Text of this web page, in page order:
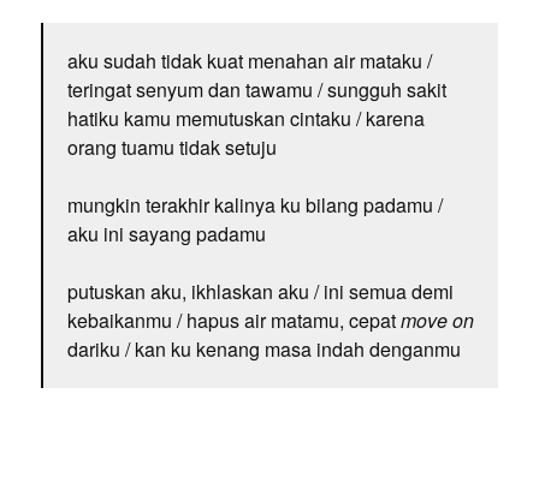
aku sudah tidak kuat menahan air mataku /
teringat senyum dan tawamu / sungguh sakit
hatiku kamu memutuskan cintaku / karena
orang tuamu tidak setuju
mungkin terakhir kalinya ku bilang padamu /
aku ini sayang padamu
putuskan aku, ikhlaskan aku / ini semua demi
kebaikanmu / hapus air matamu, cepatmove on
dariku / kan ku kenang masa indah denganmu